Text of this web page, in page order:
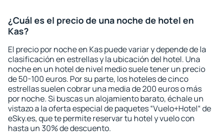
¿Cuál es el precio de una noche de hotel en
Kas?
El precio por noche en Kas puede variar y depende de la
clasificación en estrellas y la ubicación del hotel. Una
noche en un hotel de nivel medio suele tener un precio
de 50-100 euros. Por su parte, los hoteles de cinco
estrellas suelen cobrar una media de 200 euros o más
por noche. Si buscas un alojamiento barato, échale un
vistazo a la oferta especial de paquetes “Vuelo+Hotel“ de
eSky.es, que te permite reservar tu hotel y vuelo con
hasta un 30% de descuento.